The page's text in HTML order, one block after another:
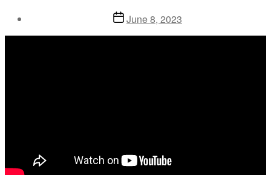
PostJune 8, 2023